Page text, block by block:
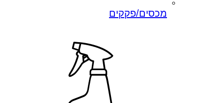
מכסים/פקקים